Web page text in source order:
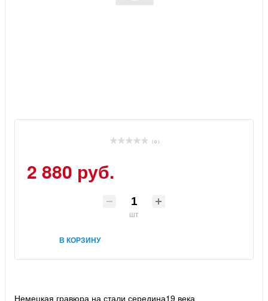
( 0 )
2 880 руб.
шт
В КОРЗИНУ
Немецкая гравюра на стали середина19 века